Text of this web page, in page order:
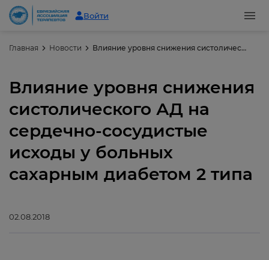
Войти
Главная Новости Влияние уровня снижения систолического АД на сердечно-сосудистые исходы у больных сахарным диабетом 2 типа
Влияние уровня снижения
систолического АД на
сердечно-сосудистые
исходы у больных
сахарным диабетом 2 типа
02.08.2018